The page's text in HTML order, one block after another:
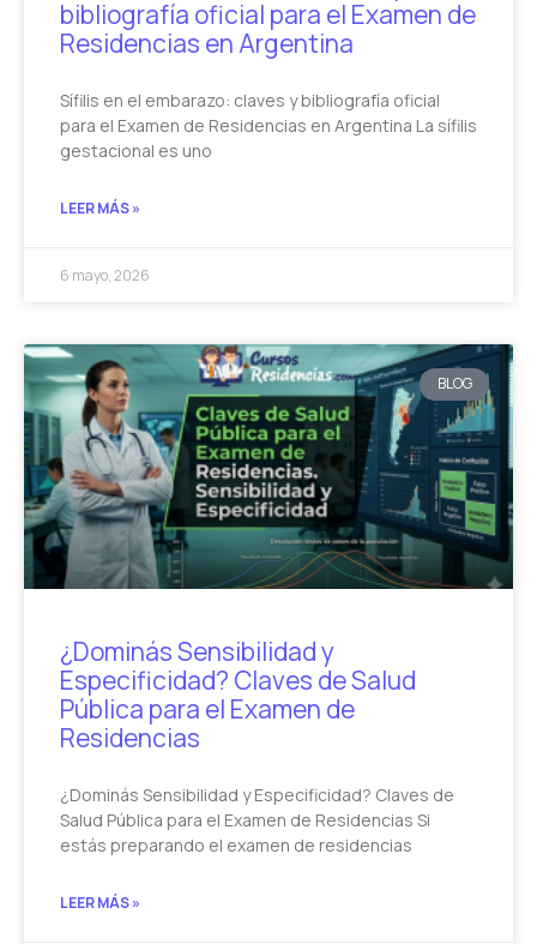
bibliografía oficial para el Examen de
Residencias en Argentina
Sífilis en el embarazo: claves y bibliografía oficial
para el Examen de Residencias en Argentina La sífilis
gestacional es uno
LEER MÁS »
6 mayo, 2026
BLOG
¿Dominás Sensibilidad y
Especificidad? Claves de Salud
Pública para el Examen de
Residencias
¿Dominás Sensibilidad y Especificidad? Claves de
Salud Pública para el Examen de Residencias Si
estás preparando el examen de residencias
LEER MÁS »